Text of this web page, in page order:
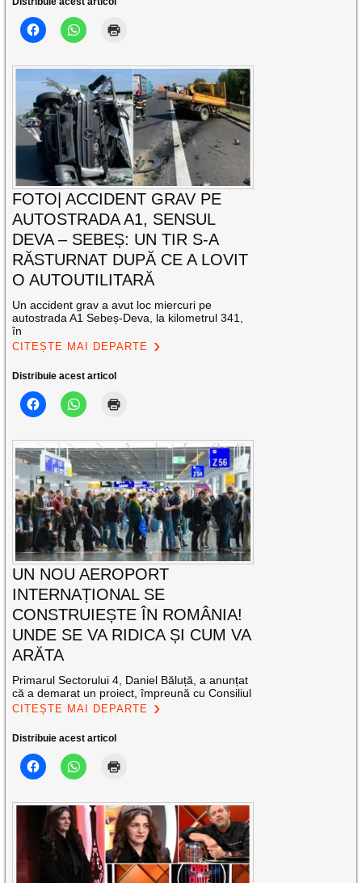
FOTO| ACCIDENT GRAV PE
AUTOSTRADA A1, SENSUL
DEVA – SEBEȘ: UN TIR S-A
RĂSTURNAT DUPĂ CE A LOVIT
O AUTOUTILITARĂ
Un accident grav a avut loc miercuri pe
autostrada A1 Sebeș-Deva, la kilometrul 341,
în
CITEȘTE MAI DEPARTE
Distribuie acest articol
UN NOU AEROPORT
INTERNAȚIONAL SE
CONSTRUIEȘTE ÎN ROMÂNIA!
UNDE SE VA RIDICA ȘI CUM VA
ARĂTA
Primarul Sectorului 4, Daniel Băluță, a anunțat
că a demarat un proiect, împreună cu Consiliul
CITEȘTE MAI DEPARTE
Distribuie acest articol